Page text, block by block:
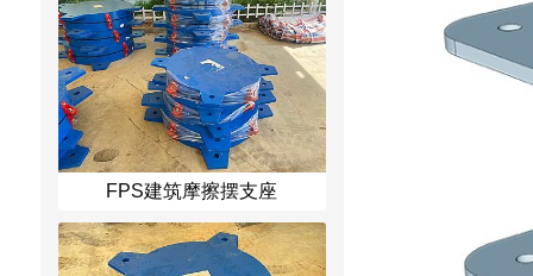
FPS建筑摩擦摆支座